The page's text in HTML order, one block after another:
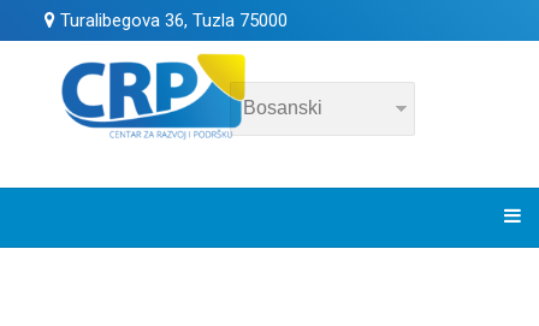
Turalibegova 36, Tuzla 75000